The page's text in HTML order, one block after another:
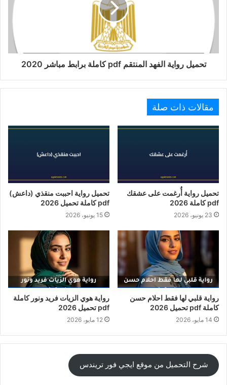
تحميل رواية الفهد المنتقم pdf كاملة برابط مباشر 2020
مقالات ذات صلة
تحميل رواية أُرغمت على عشقك
pdf كاملة 2026
23 يونيو، 2026
تحميل رواية احببت منقذي (داعش)
pdf كاملة تحميل 2026
15 يونيو، 2026
رواية قلبي لها فقط احلام حسن
كاملة pdf تحميل 2026
14 مايو، 2026
رواية هوي الزيات فريد ونور كاملة
pdf تحميل 2026
12 مايو، 2026
شرح التحميل من موقع ايجي فور تريندس